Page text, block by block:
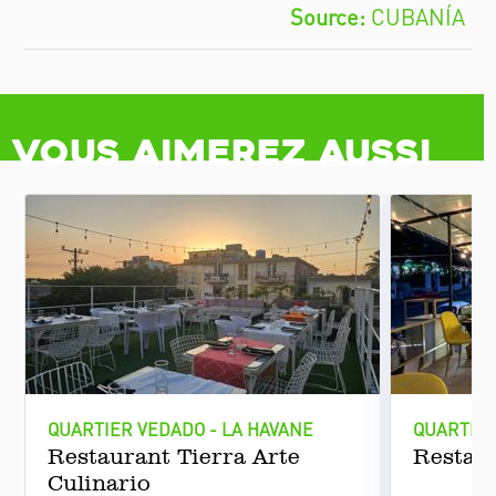
QUARTIER VEDADO - LA HAVANE
Restaurant Tierra Arte
Culinario